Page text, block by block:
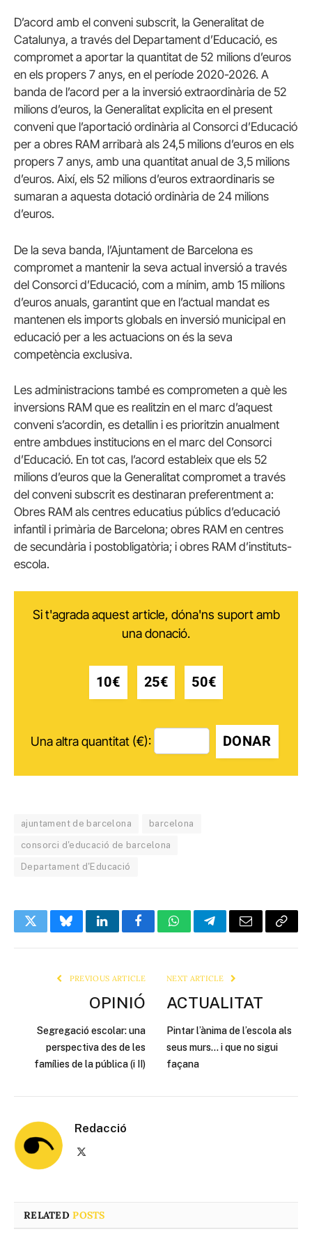
D’acord amb el conveni subscrit, la Generalitat de
Catalunya, a través del Departament d’Educació, es
compromet a aportar la quantitat de 52 milions d’euros
en els propers 7 anys, en el període 2020-2026. A
banda de l’acord per a la inversió extraordinària de 52
milions d’euros, la Generalitat explicita en el present
conveni que l’aportació ordinària al Consorci d’Educació
per a obres RAM arribarà als 24,5 milions d’euros en els
propers 7 anys, amb una quantitat anual de 3,5 milions
d’euros. Així, els 52 milions d’euros extraordinaris se
sumaran a aquesta dotació ordinària de 24 milions
d’euros.
De la seva banda, l’Ajuntament de Barcelona es
compromet a mantenir la seva actual inversió a través
del Consorci d’Educació, com a mínim, amb 15 milions
d’euros anuals, garantint que en l’actual mandat es
mantenen els imports globals en inversió municipal en
educació per a les actuacions on és la seva
competència exclusiva.
Les administracions també es comprometen a què les
inversions RAM que es realitzin en el marc d’aquest
conveni s’acordin, es detallin i es prioritzin anualment
entre ambdues institucions en el marc del Consorci
d’Educació. En tot cas, l’acord estableix que els 52
milions d’euros que la Generalitat compromet a través
del conveni subscrit es destinaran preferentment a:
Obres RAM als centres educatius públics d’educació
infantil i primària de Barcelona; obres RAM en centres
de secundària i postobligatòria; i obres RAM d’instituts-
escola.
Si t'agrada aquest article, dóna'ns suport amb
una donació.
10€ 25€ 50€
Una altra quantitat (€): DONAR
ajuntament de barcelona barcelona
consorci d'educació de barcelona
Departament d'Educació
TwitterBlueskyLinkedInFacebookWhatsAppTelegramEmail Copy
PREVIOUS ARTICLE
OPINIÓ
Segregació escolar: una
perspectiva des de les
famílies de la pública (i II)
NEXT ARTICLE
ACTUALITAT
Pintar l’ànima de l’escola als
seus murs… i que no sigui
façana
Redacció
RELATEDPOSTS